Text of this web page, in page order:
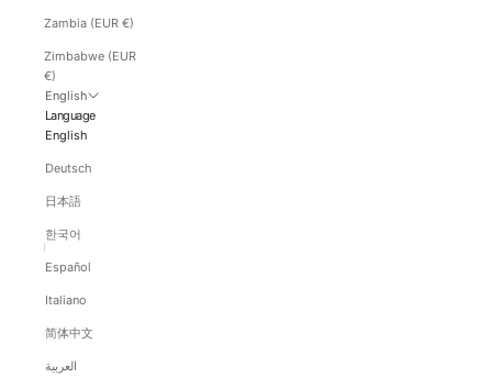
Zambia (EUR €)
Zimbabwe (EUR
€)
English
Language
English
Deutsch
日本語
한국어
Español
Italiano
简体中文
العربية